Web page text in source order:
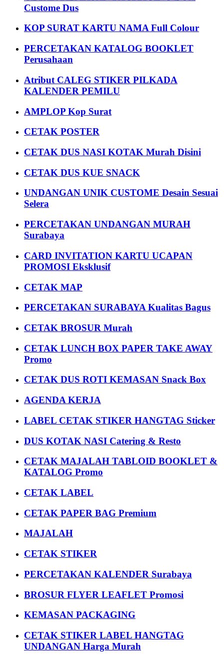
Custome Dus
KOP SURAT KARTU NAMA Full Colour
PERCETAKAN KATALOG BOOKLET
Perusahaan
Atribut CALEG STIKER PILKADA
KALENDER PEMILU
AMPLOP Kop Surat
CETAK POSTER
CETAK DUS NASI KOTAK Murah Disini
CETAK DUS KUE SNACK
UNDANGAN UNIK CUSTOME Desain Sesuai
Selera
PERCETAKAN UNDANGAN MURAH
Surabaya
CARD INVITATION KARTU UCAPAN
PROMOSI Eksklusif
CETAK MAP
PERCETAKAN SURABAYA Kualitas Bagus
CETAK BROSUR Murah
CETAK LUNCH BOX PAPER TAKE AWAY
Promo
CETAK DUS ROTI KEMASAN Snack Box
AGENDA KERJA
LABEL CETAK STIKER HANGTAG Sticker
DUS KOTAK NASI Catering & Resto
CETAK MAJALAH TABLOID BOOKLET &
KATALOG Promo
CETAK LABEL
CETAK PAPER BAG Premium
MAJALAH
CETAK STIKER
PERCETAKAN KALENDER Surabaya
BROSUR FLYER LEAFLET Promosi
KEMASAN PACKAGING
CETAK STIKER LABEL HANGTAG
UNDANGAN Harga Murah